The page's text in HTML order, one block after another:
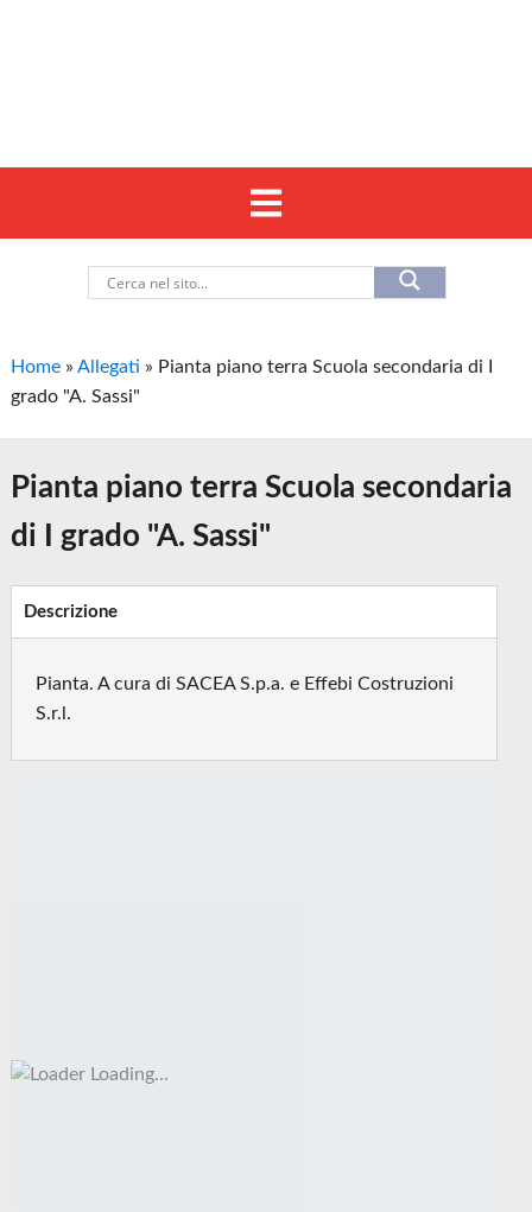
Home »Allegati » Pianta piano terra Scuola secondaria di I
grado "A. Sassi"
Pianta piano terra Scuola secondaria
di I grado "A. Sassi"
Descrizione
Pianta. A cura di SACEA S.p.a. e Effebi Costruzioni
S.r.l.
Loading...